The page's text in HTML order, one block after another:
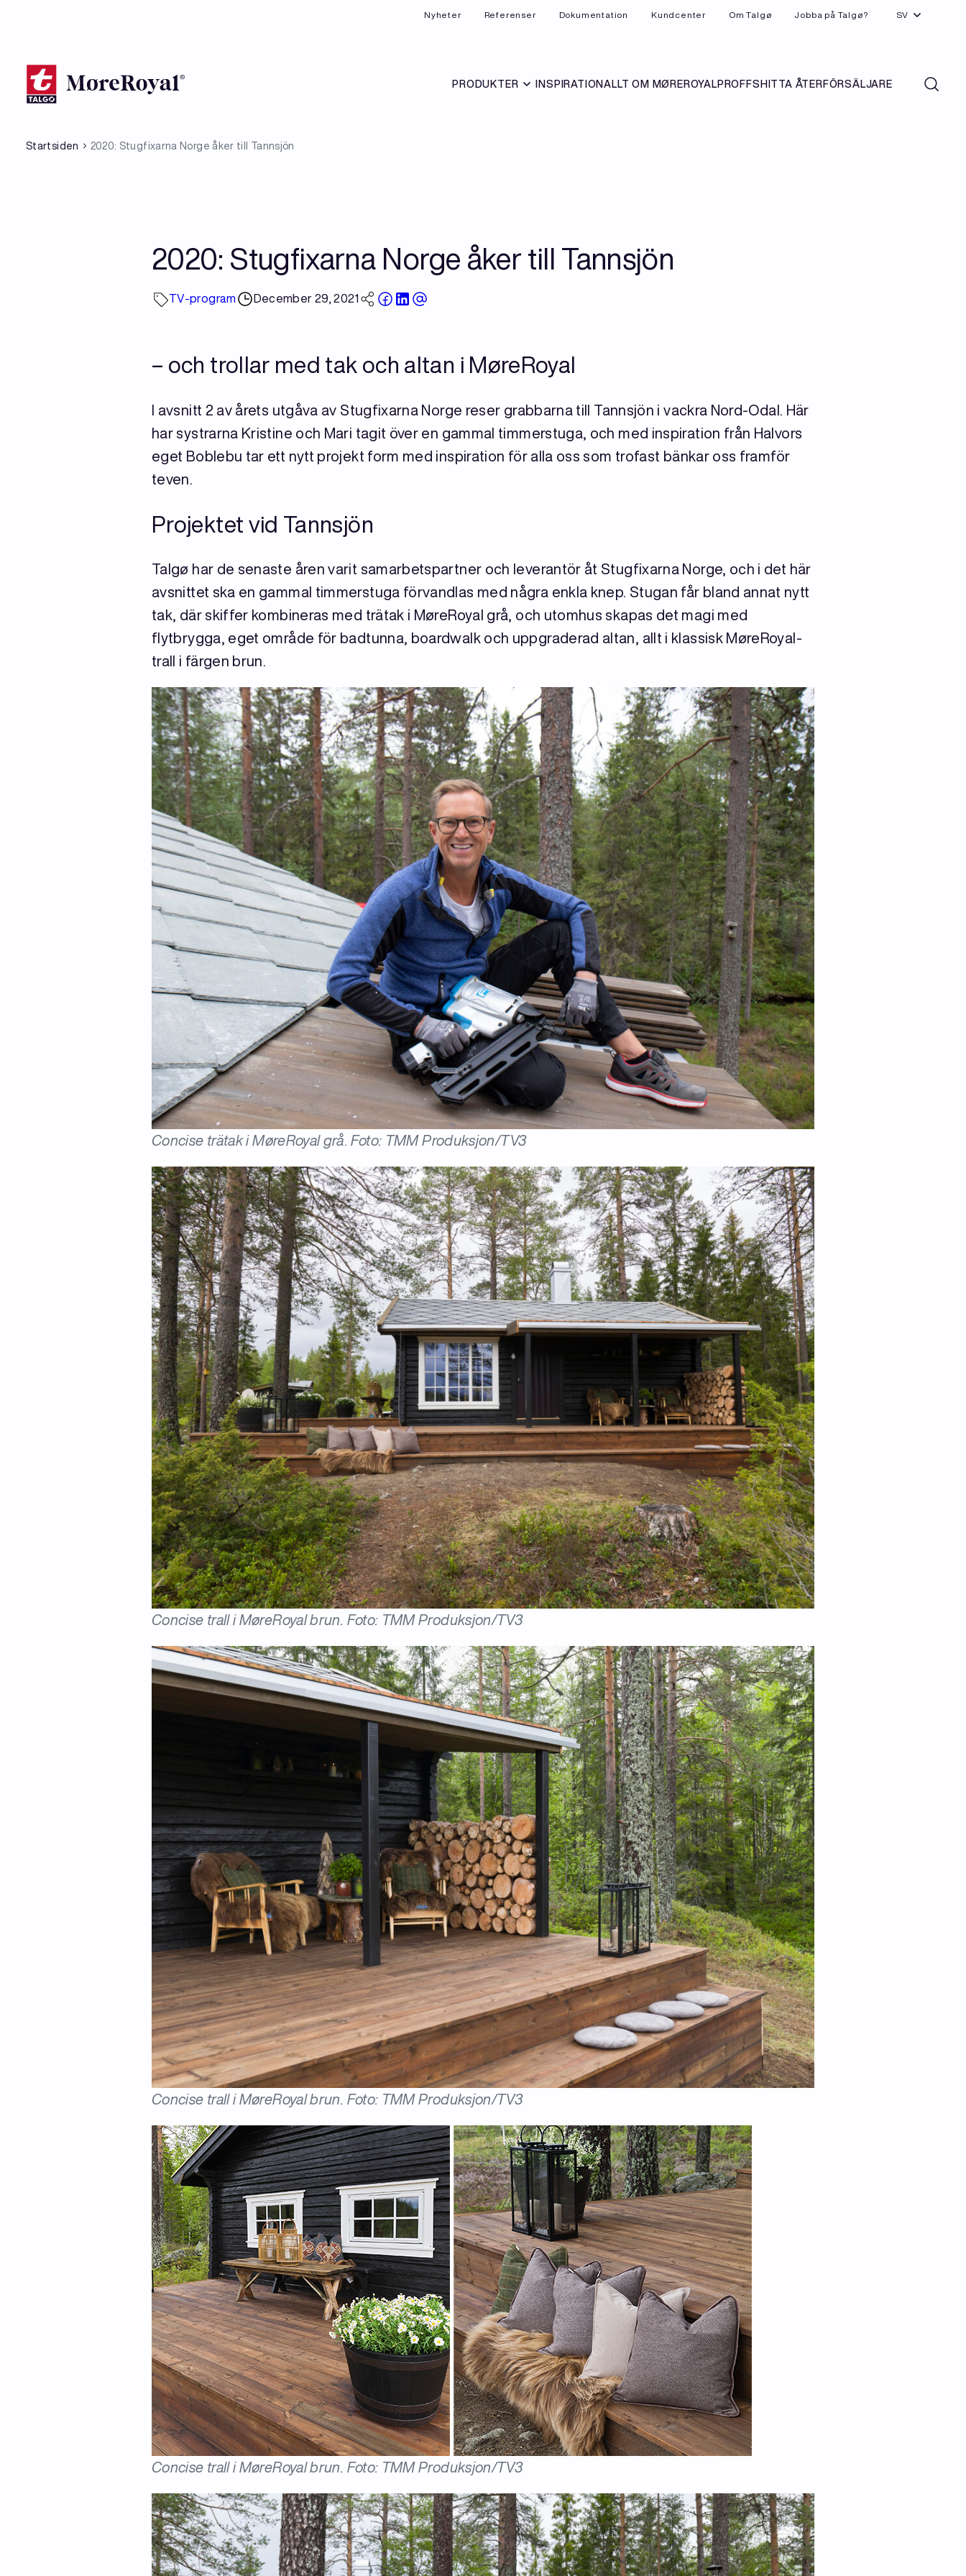
content
Nyheter Referenser Dokumentation Kundcenter Om Talgø Jobba på Talgø? SV
PRODUKTER INSPIRATIONALLT OM MØREROYAL PROFFS HITTA ÅTERFÖRSÄLJARE
Startsiden 2020: Stugfixarna Norge åker till Tannsjön
2020: Stugfixarna Norge åker till Tannsjön
TV-program December 29, 2021
– och trollar med tak och altan i MøreRoyal
I avsnitt 2 av årets utgåva av Stugfixarna Norge reser grabbarna till Tannsjön i vackra Nord-Odal. Här
har systrarna Kristine och Mari tagit över en gammal timmerstuga, och med inspiration från Halvors
eget Boblebu tar ett nytt projekt form med inspiration för alla oss som trofast bänkar oss framför
teven.
Projektet vid Tannsjön
Talgø har de senaste åren varit samarbetspartner och leverantör åt Stugfixarna Norge, och i det här
avsnittet ska en gammal timmerstuga förvandlas med några enkla knep. Stugan får bland annat nytt
tak, där skiffer kombineras med trätak i MøreRoyal grå, och utomhus skapas det magi med
flytbrygga, eget område för badtunna, boardwalk och uppgraderad altan, allt i klassisk MøreRoyal-
trall i färgen brun.
Concise trätak i MøreRoyal grå Foto: TMM Produksjon/TV3
Concise trall i MøreRoyal brun. Foto: TMM Produksjon/TV3
Concise trall i MøreRoyal brun. Foto: TMM Produksjon/TV3
Concise trall i MøreRoyal brun. Foto: TMM Produksjon/TV3